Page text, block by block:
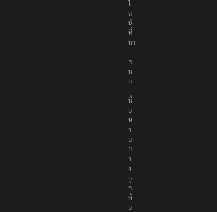
ไ
ล
น์
ที่
นำ
เ
ส
น
อ
เ
นื้
อ
ห
า
อ
ย่
า
ง
ถู
ก
ต้
อ